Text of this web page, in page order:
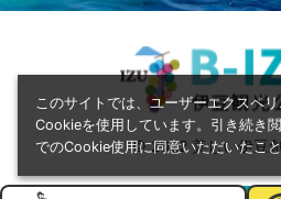
このサイトでは、ユーザーエクスペ
Cookieを使用しています。引き続き
でのCookie使用に同意いただいたこ
© 2022 美しい伊豆